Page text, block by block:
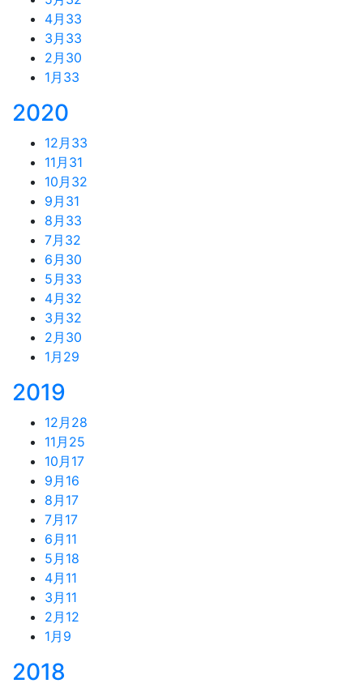
4月 33
3月 33
2月 30
1月 33
2020
12月 33
11月 31
10月 32
9月 31
8月 33
7月 32
6月 30
5月 33
4月 32
3月 32
2月 30
1月 29
2019
12月 28
11月 25
10月 17
9月 16
8月 17
7月 17
6月 11
5月 18
4月 11
3月 11
2月 12
1月 9
2018